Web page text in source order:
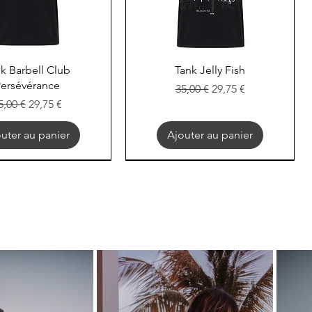
rapide
Barbell Club
original
€ Prix promotionnel
29,75 €
au panier
Aperçu rapide
Tank Jelly Fish
Prix original
35,00 € Prix promotionnel
29,75 €
Ajouter au panier